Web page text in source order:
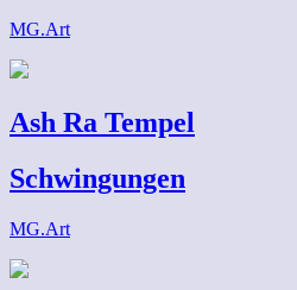
MG.Art
Ash Ra Tempel
Schwingungen
MG.Art